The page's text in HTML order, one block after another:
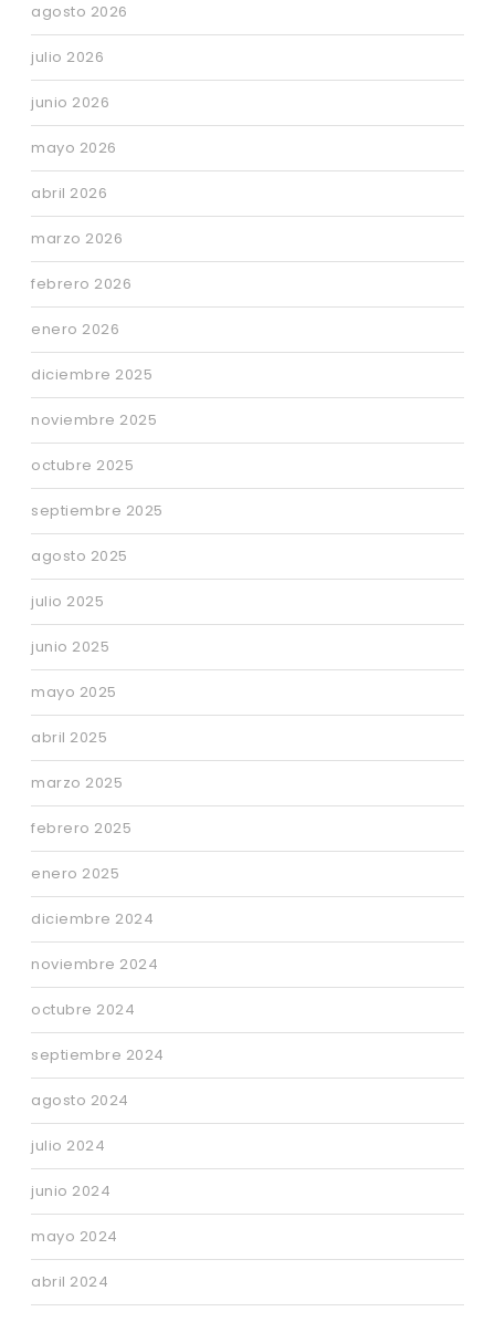
agosto 2026
julio 2026
junio 2026
mayo 2026
abril 2026
marzo 2026
febrero 2026
enero 2026
diciembre 2025
noviembre 2025
octubre 2025
septiembre 2025
agosto 2025
julio 2025
junio 2025
mayo 2025
abril 2025
marzo 2025
febrero 2025
enero 2025
diciembre 2024
noviembre 2024
octubre 2024
septiembre 2024
agosto 2024
julio 2024
junio 2024
mayo 2024
abril 2024